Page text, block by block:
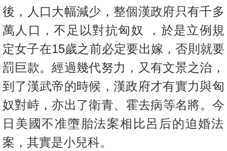
後，人口大幅減少， 整個漢政府只有千多
萬人口，不足以對抗匈奴 ，於是立例規
定女子在15歲之前必定要出嫁，否則就要
罰巨款。經過幾代努力，又有文景之治，
到了漢武帝的時候，漢政府才有實力與匈
奴對峙，亦出了衛青、霍去病等名將。今
日美國不准墮胎法案相比呂后的迫婚法
案，其實是小兒科。